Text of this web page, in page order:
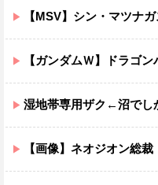
【MSV】シン・マツナガ
【ガンダムＷ】ドラゴンハングってか
湿地帯専用ザク←沼でしか使え
【画像】ネオジオン総裁「この暖かさ